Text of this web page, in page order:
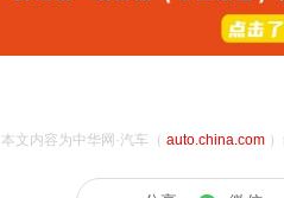
本文内容为中华网·汽车（ auto.china.com）